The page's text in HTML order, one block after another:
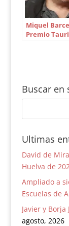
Miquel
Premio
Buscar en
Ultimas
David de
Huelva de
Ampliado a
Escuelas de
Javier y
agosto, 2026